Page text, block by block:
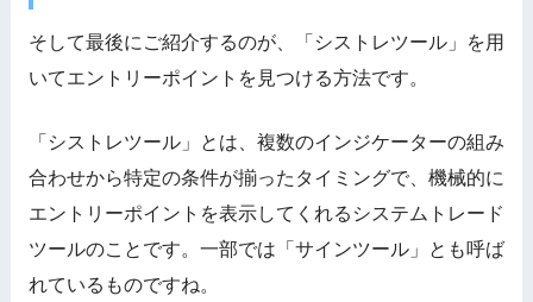
そして最後にご紹介するのが、「シストレツール」を用
いてエントリーポイントを見つける方法です。
「シストレツール」とは、複数のインジケーターの組み
合わせから特定の条件が揃ったタイミングで、機械的に
エントリーポイントを表示してくれるシステムトレード
ツールのことです。一部では「サインツール」とも呼ば
れているものですね。